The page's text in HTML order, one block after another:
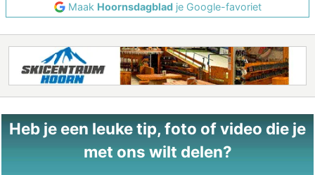
Maak Hoornsdagbladje Google-favoriet
Heb je een leuke tip, foto of video die je
met ons wilt delen?